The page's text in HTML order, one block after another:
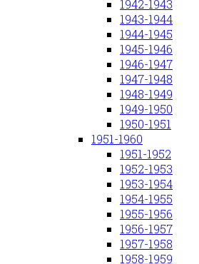
1942-1943
1943-1944
1944-1945
1945-1946
1946-1947
1947-1948
1948-1949
1949-1950
1950-1951
1951-1960
1951-1952
1952-1953
1953-1954
1954-1955
1955-1956
1956-1957
1957-1958
1958-1959